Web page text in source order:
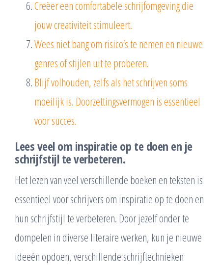
Creëer een comfortabele schrijfomgeving die
jouw creativiteit stimuleert.
Wees niet bang om risico’s te nemen en nieuwe
genres of stijlen uit te proberen.
Blijf volhouden, zelfs als het schrijven soms
moeilijk is. Doorzettingsvermogen is essentieel
voor succes.
Lees veel om inspiratie op te doen en je
schrijfstijl te verbeteren.
Het lezen van veel verschillende boeken en teksten is
essentieel voor schrijvers om inspiratie op te doen en
hun schrijfstijl te verbeteren. Door jezelf onder te
dompelen in diverse literaire werken, kun je nieuwe
ideeën opdoen, verschillende schrijftechnieken